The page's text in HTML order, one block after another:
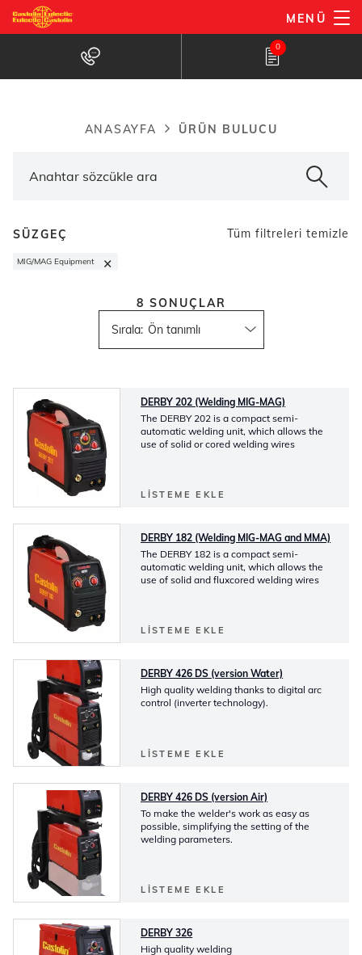
Ana
içeriğe
MENÜ
Ürün bulucu 0
ANASAYFA ÜRÜN BULUCU
SÜZGEÇ Tüm filtreleri temizle
MIG/MAG Equipment ×
Sırala:
8 SONUÇLAR
DERBY 202 (Welding MIG-MAG)
The DERBY 202 is a compact semi-
automatic welding unit, which allows the
use of solid or cored welding wires
LISTEME EKLE
DERBY 182 (Welding MIG-MAG and MMA)
The DERBY 182 is a compact semi-
automatic welding unit, which allows the
use of solid and fluxcored welding wires
LISTEME EKLE
DERBY 426 DS (version Water)
High quality welding thanks to digital arc
control (inverter technology).
LISTEME EKLE
DERBY 426 DS (version Air)
To make the welder's work as easy as
possible, simplifying the setting of the
welding parameters.
LISTEME EKLE
DERBY 326
High quality welding